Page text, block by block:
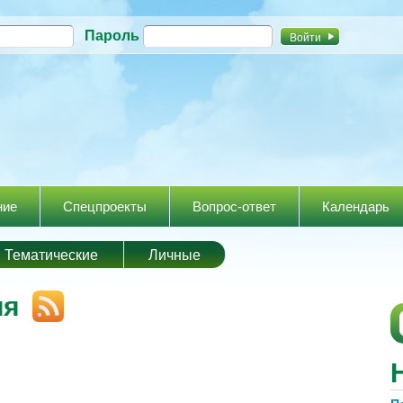
Перейти к
содержанию
Пароль
Спецпроекты Вопрос-ответ Календарь
Тематические Личные